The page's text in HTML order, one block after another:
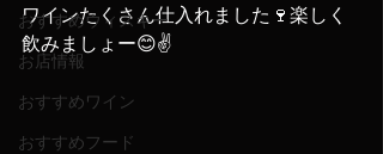
おすすめウィスキー
お店情報
おすすめワイン
おすすめフード
ワインたくさん仕入れました🍷楽しく
飲みましょー😊✌️